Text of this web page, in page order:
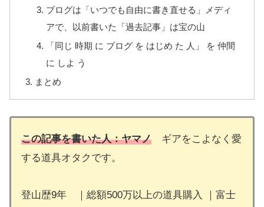
ブログは「いつでも自由に書き直せる」メディ
アで、以前書いた「過去記事」は宝の山
「同じ 時期 に ブログ を はじめ た 人」 を 仲間
に しよ う
まとめ
この記事を書いた人：ヤマノ ギアをこよなく愛
する道具オタクです。
登山歴9年 ｜総額500万以上の道具購入 ｜富士